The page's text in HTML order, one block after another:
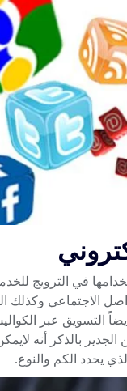
في الترويج
الاجتماعي وكذلك
التسويق عبر
بالذكر أنه
يحدد الكم والنوع.